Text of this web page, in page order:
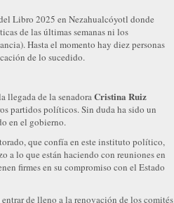
Libro 2025 en Nezahualcóyotl donde
de las últimas semanas ni los
Hasta el momento hay diez personas
de lo sucedido.
llegada de la senadoraCristina Ruiz
partidos políticos. Sin duda ha sido un
en el gobierno.
que confía en este instituto político,
a lo que están haciendo con reuniones en
firmes en su compromiso con el Estado
de lleno a la renovación de los comités